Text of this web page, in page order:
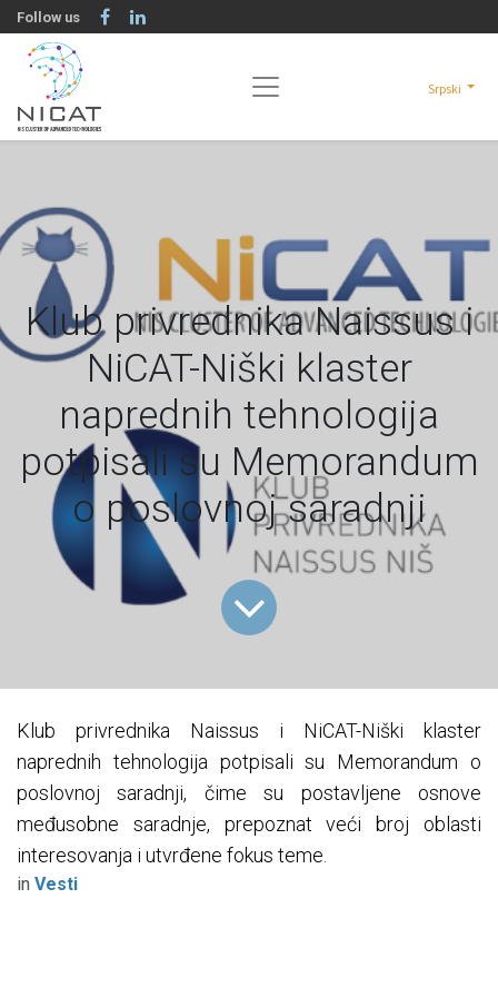
Follow us
Srpski
Klub privrednika Naissus i
NiCAT-Niški klaster
naprednih tehnologija
potpisali su Memorandum
o poslovnoj saradnji
Klub privrednika Naissus i NiCAT-Niški klaster
naprednih tehnologija potpisali su Memorandum o
poslovnoj saradnji, čime su postavljene osnove
međusobne saradnje, prepoznat veći broj oblasti
interesovanja i utvrđene fokus teme.
in Vesti